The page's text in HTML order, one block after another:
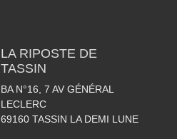
LA RIPOSTE DE
TASSIN
BA N°16, 7 AV GÉNÉRAL
LECLERC
69160 TASSIN LA DEMI LUNE